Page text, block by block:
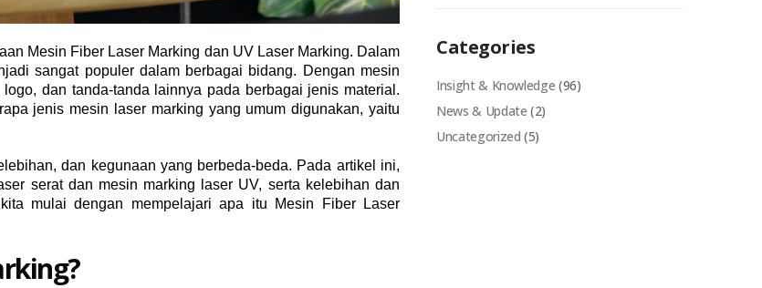
Mesin Fiber Laser Marking dan UV Laser Marking. Dalam
sangat populer dalam berbagai bidang. Dengan mesin
dan tanda-tanda lainnya pada berbagai jenis material.
jenis mesin laser marking yang umum digunakan, yaitu
dan kegunaan yang berbeda-beda. Pada artikel ini,
serat dan mesin marking laser UV, serta kelebihan dan
mulai dengan mempelajari apa itu Mesin Fiber Laser
Categories
Insight & Knowledge (96)
News & Update (2)
Uncategorized (5)